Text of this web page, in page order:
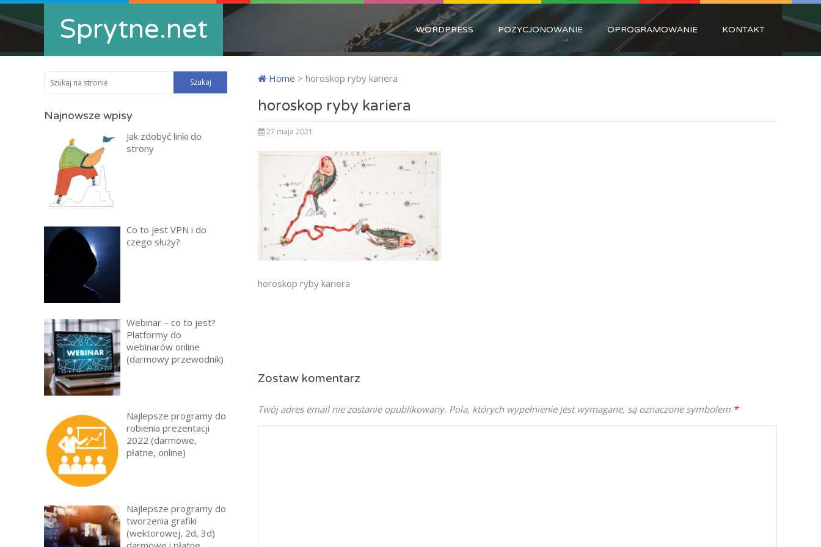
Sprytne.net WORDPRESS POZYCJONOWANIE OPROGRAMOWANIE KONTAKT
Home >horoskop ryby kariera
horoskop ryby kariera
27 maja 2021
horoskop ryby kariera
Zostaw komentarz
Twój adres email nie zostanie opublikowany. Pola, których wypełnienie jest wymagane, są oznaczone symbolem *
Najnowsze wpisy
Jak zdobyć linki do
strony
Co to jest VPN i do
czego służy?
Webinar – co to jest?
Platformy do
webinarów online
(darmowy przewodnik)
Najlepsze programy do
robienia prezentacji
2022 (darmowe,
płatne, online)
Najlepsze programy do
tworzenia grafiki
(wektorowej, 2d, 3d)